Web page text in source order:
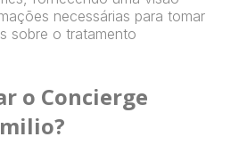
necessárias para tomar
sobre o tratamento
o Concierge